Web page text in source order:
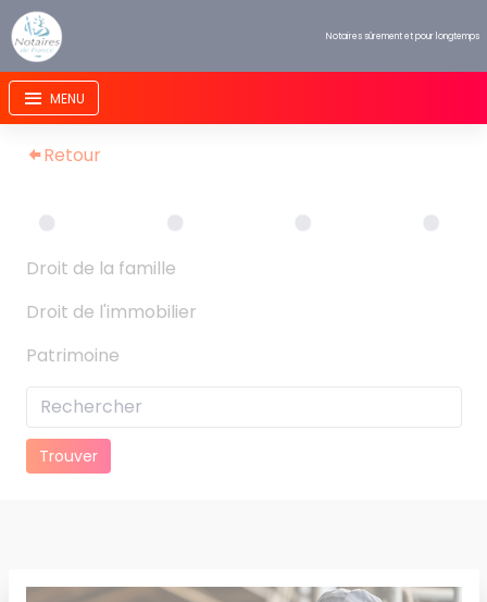
Notaires sûrement et pour longtemps
Retour
Droit de la famille
Droit de l'immobilier
Patrimoine
Trouver
Panneau de gestion des cookies